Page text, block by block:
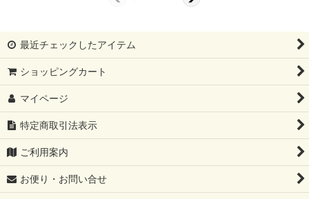
最近チェックしたアイテム
ショッピングカート
マイページ
特定商取引法表示
ご利用案内
お便り・お問い合せ